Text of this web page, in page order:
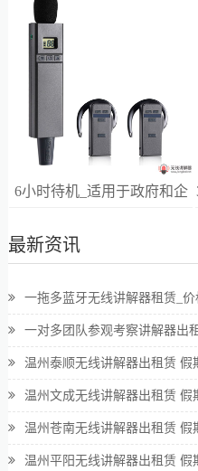
6小时待机_适用于政府和企
最新资讯
一拖多蓝牙无线讲解器租赁_价
一对多团队参观考察讲解器出
温州泰顺无线讲解器出租赁 假
温州文成无线讲解器出租赁 假
温州苍南无线讲解器出租赁 假
温州平阳无线讲解器出租赁 假